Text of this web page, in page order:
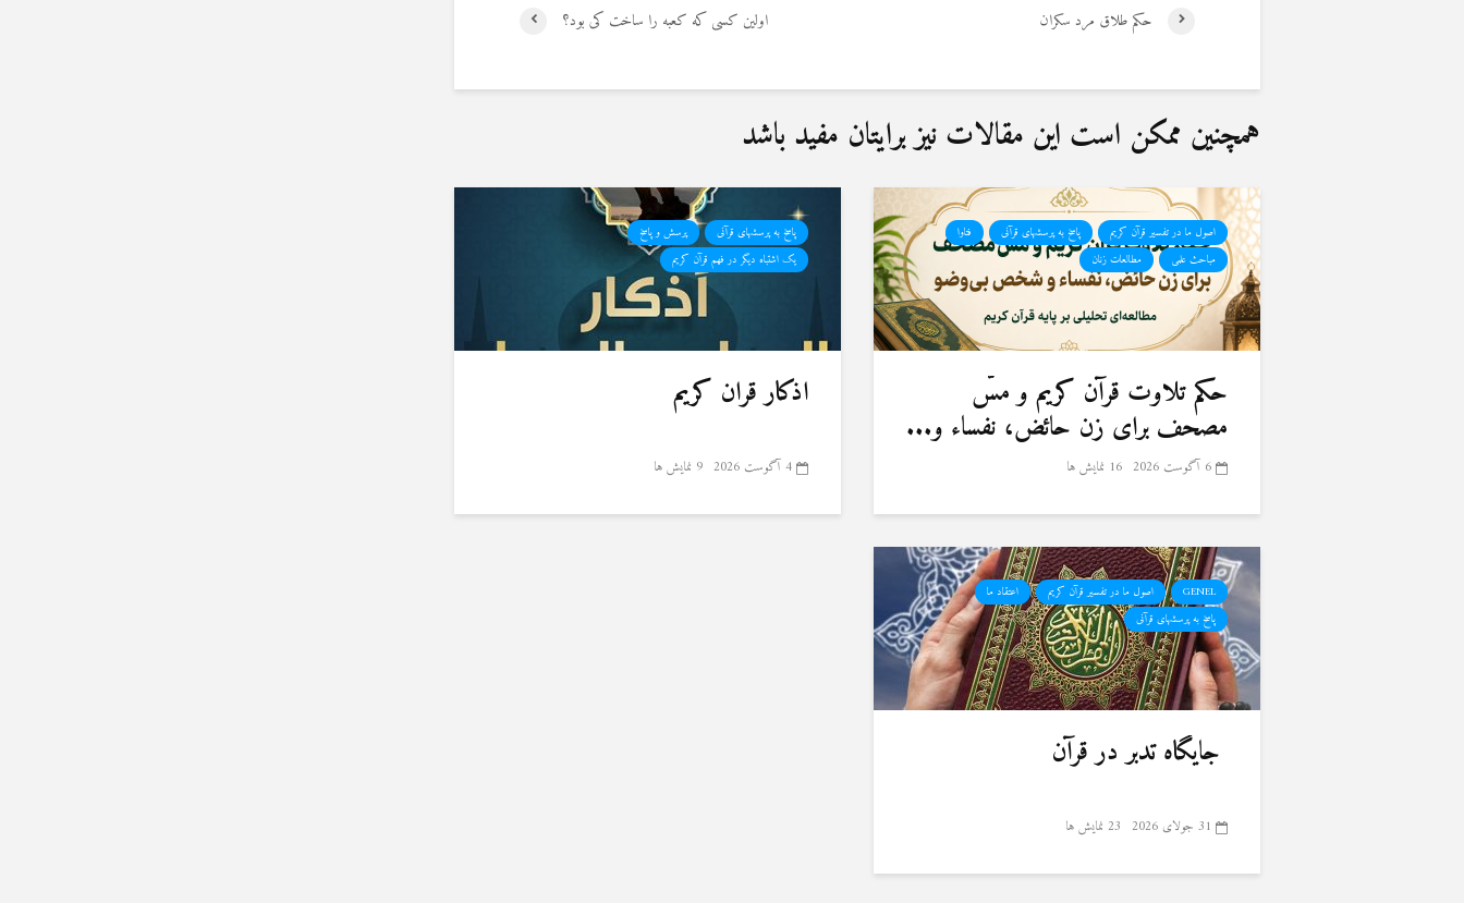
اولین کسی که کعبه را ساخت کی بود؟ حکم طلاق مرد سکران
همچنین ممکن است این مقالات نیز برایتان مفید باشد
اصول ما در تفسیر قرآن کریم پاسخ به پرسشهای قرآنی
فتاوا
مباحث علمی
مطالعات زنان
حكم تلاوت قرآن كريم و مسّ
مصحف برای زن حائض، نفساء و...
6 آگوست 2026 16 نمایش ها
پاسخ به پرسشهای قرآنی
پرسش و پاسخ
یک اشتباه دیگر در فهم قرآن کریم
اذکار قران کریم
4 آگوست 2026 9 نمایش ها
GENEL اصول ما در تفسیر قرآن کریم
اعتقاد ما
پاسخ به پرسشهای قرآنی
جایگاه تدبر در قرآن
31 جولای 2026 23 نمایش ها